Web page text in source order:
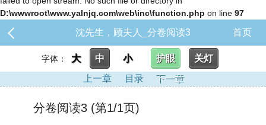
D:\wwwroot\www.yalnjq.com\web\inc\function.php on line 97
沈先生，顾夫人_分卷阅读3 首页
字体： 大 中 小 护眼
关灯
上一章
目录 下一章
分卷阅读3 (第1/1页)